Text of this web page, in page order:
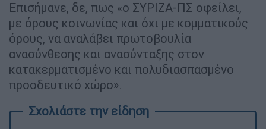
Επισήμανε, δε, πως «ο ΣΥΡΙΖΑ-ΠΣ οφείλει,
με όρους κοινωνίας και όχι με κομματικούς
όρους, να αναλάβει πρωτοβουλία
ανασύνθεσης και ανασύνταξης στον
κατακερματισμένο και πολυδιασπασμένο
προοδευτικό χώρο».